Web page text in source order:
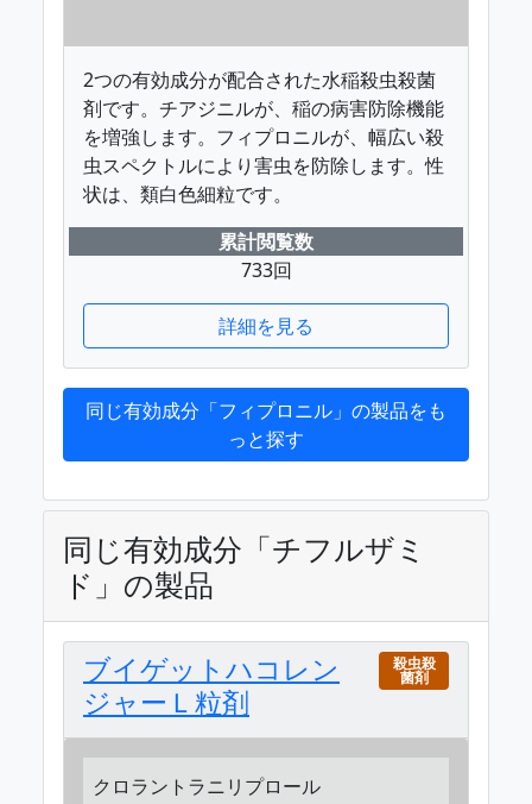
2つの有効成分が配合された水稲殺虫殺菌
剤です。チアジニルが、稲の病害防除機能
を増強します。フィプロニルが、幅広い殺
虫スペクトルにより害虫を防除します。性
状は、類白色細粒です。
累計閲覧数
733回
詳細を見る
同じ有効成分「フィプロニル」の製品をも
っと探す
同じ有効成分「チフルザミ
ド」の製品
ブイゲットハコレン
ジャーＬ粒剤
殺虫殺
菌剤
クロラントラニリプロール